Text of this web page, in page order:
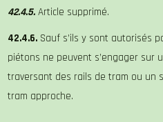
42.4.5. Article supprimé.
42.4.6. Sauf s’ils y sont autorisés
piétons ne peuvent s’engager sur
traversant des rails de tram ou un
tram approche.